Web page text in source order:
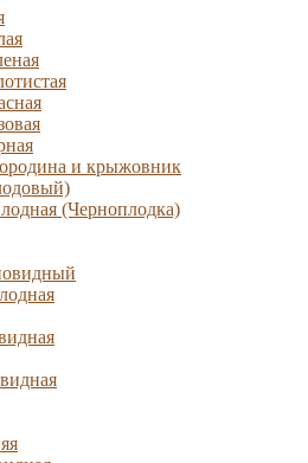
и крыжовник
(Черноплодка)